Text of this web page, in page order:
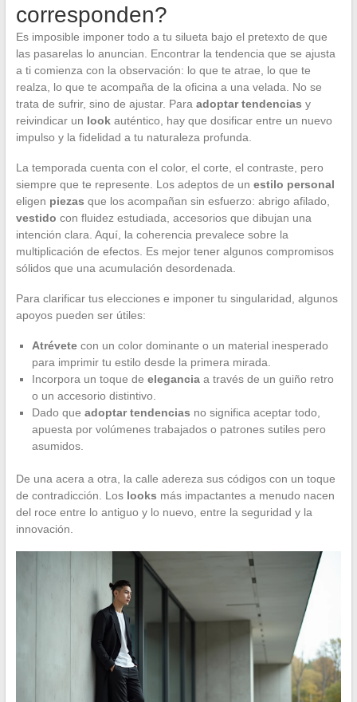
corresponden?
Es imposible imponer todo a tu silueta bajo el pretexto de que
las pasarelas lo anuncian. Encontrar la tendencia que se ajusta
a ti comienza con la observación: lo que te atrae, lo que te
realza, lo que te acompaña de la oficina a una velada. No se
trata de sufrir, sino de ajustar. Para adoptar tendencias y
reivindicar un lookauténtico, hay que dosificar entre un nuevo
impulso y la fidelidad a tu naturaleza profunda.
La temporada cuenta con el color, el corte, el contraste, pero
siempre que te represente. Los adeptos de un estilo personal
eligen piezas que los acompañan sin esfuerzo: abrigo afilado,
vestido con fluidez estudiada, accesorios que dibujan una
intención clara. Aquí, la coherencia prevalece sobre la
multiplicación de efectos. Es mejor tener algunos compromisos
sólidos que una acumulación desordenada.
Para clarificar tus elecciones e imponer tu singularidad, algunos
apoyos pueden ser útiles:
Atrévetecon un color dominante o un material inesperado
para imprimir tu estilo desde la primera mirada.
Incorpora un toque de eleganciaa través de un guiño retro
o un accesorio distintivo.
Dado que adoptar tendencias no significa aceptar todo,
apuesta por volúmenes trabajados o patrones sutiles pero
asumidos.
De una acera a otra, la calle adereza sus códigos con un toque
de contradicción. Los looks más impactantes a menudo nacen
del roce entre lo antiguo y lo nuevo, entre la seguridad y la
innovación.